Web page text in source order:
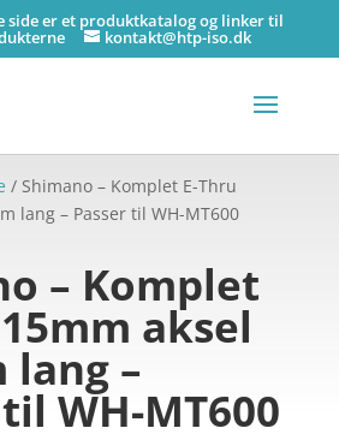
side er et produktkatalog og linker til
kontakt@htp-iso.dk
/ Shimano – Komplet E-Thru
lang – Passer til WH-MT600
– Komplet
aksel
lang –
WH-MT600